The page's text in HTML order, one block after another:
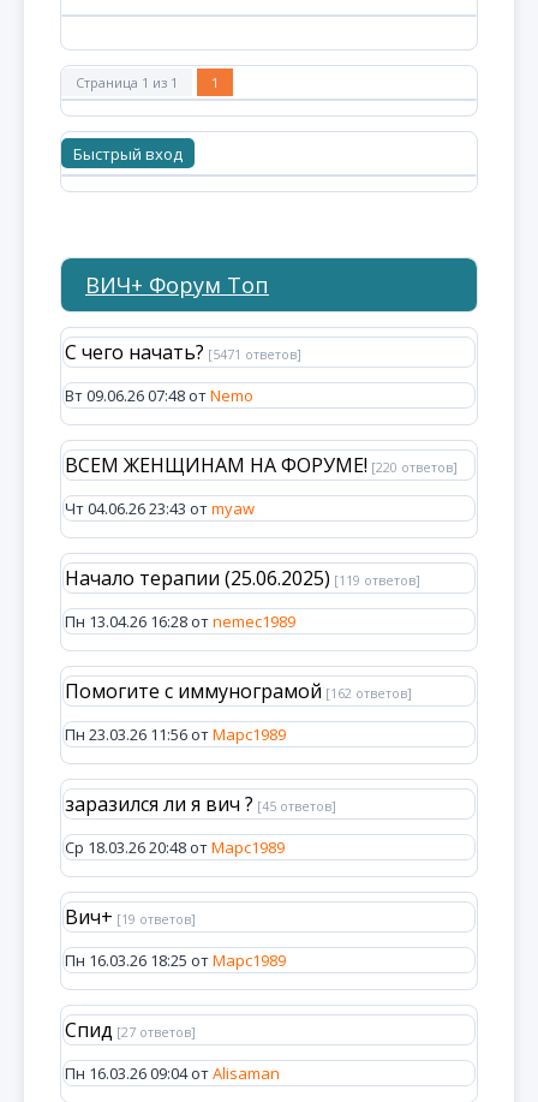
Страница 1 из 1 1
ВИЧ+ Форум Топ
С чего начать? [5471 ответов]
Вт 09.06.26 07:48 отNemo
ВСЕМ ЖЕНЩИНАМ НА ФОРУМЕ! [220 ответов]
Чт 04.06.26 23:43 отmyaw
Начало терапии (25.06.2025) [119 ответов]
Пн 13.04.26 16:28 отnemec1989
Помогите с иммунограмой [162 ответов]
Пн 23.03.26 11:56 отМарс1989
заразился ли я вич ? [45 ответов]
Ср 18.03.26 20:48 отМарс1989
Вич+ [19 ответов]
Пн 16.03.26 18:25 отМарс1989
Спид [27 ответов]
Пн 16.03.26 09:04 отAlisaman